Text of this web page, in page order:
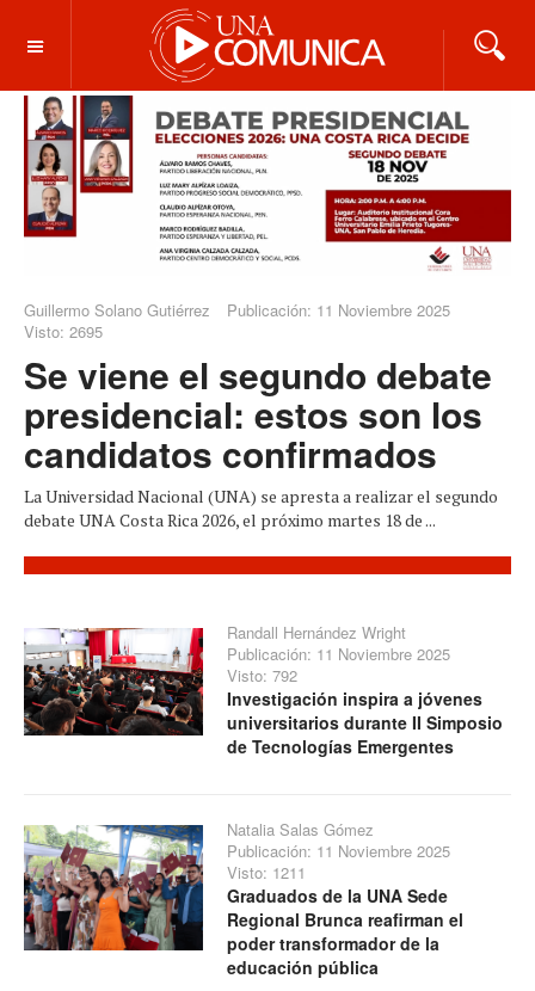
OFF CANVAS
Guillermo Solano Gutiérrez
Publicación: 11 Noviembre 2025
Visto: 2695
Se viene el segundo debate
presidencial: estos son los
candidatos confirmados
La Universidad Nacional (UNA) se apresta a realizar el segundo
debate UNA Costa Rica 2026, el próximo martes 18 de ...
Randall Hernández Wright
Publicación: 11 Noviembre 2025
Visto: 792
Investigación inspira a jóvenes
universitarios durante II Simposio
de Tecnologías Emergentes
Natalia Salas Gómez
Publicación: 11 Noviembre 2025
Visto: 1211
Graduados de la UNA Sede
Regional Brunca reafirman el
poder transformador de la
educación pública